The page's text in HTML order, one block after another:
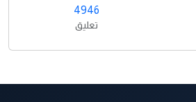
4946
تعليق